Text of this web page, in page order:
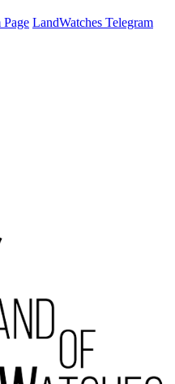
Page LandWatches Telegram